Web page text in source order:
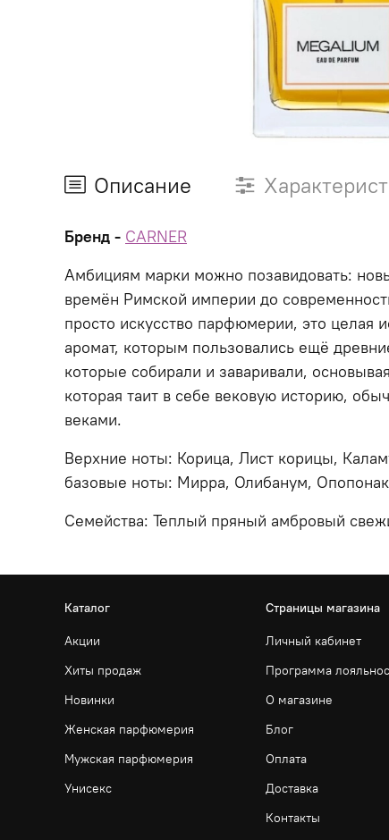
Описание
Бренд - CARNER
Амбициям марки можно позавидовать:
времён Римской империи до
просто искусство парфюмерии, это целая
аромат, которым пользовались ещё
которые собирали и заваривали,
которая таит в себе вековую историю,
веками.
Верхние ноты: Корица, Лист корицы,
базовые ноты: Мирра, Олибанум,
Семейства: Теплый пряный амбровый
Каталог
Акции
Хиты продаж
Новинки
Женская парфюмерия
Мужская парфюмерия
Унисекс
Страницы магазина
Личный кабинет
Программа
О магазине
Блог
Оплата
Доставка
Контакты